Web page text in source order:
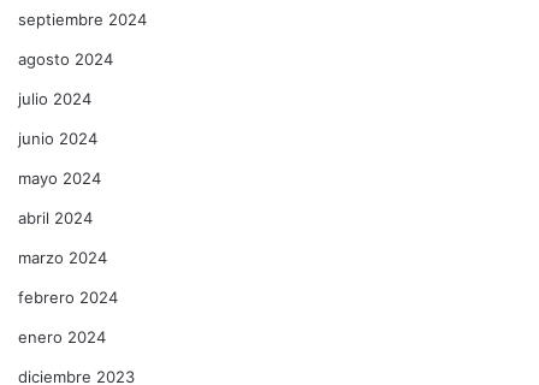
septiembre 2024
agosto 2024
julio 2024
junio 2024
mayo 2024
abril 2024
marzo 2024
febrero 2024
enero 2024
diciembre 2023